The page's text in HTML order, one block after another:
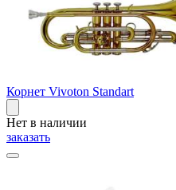
Корнет Vivoton Standart
Нет в наличии
заказать